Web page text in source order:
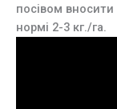
посівом
нормі 2-3 кг./га.